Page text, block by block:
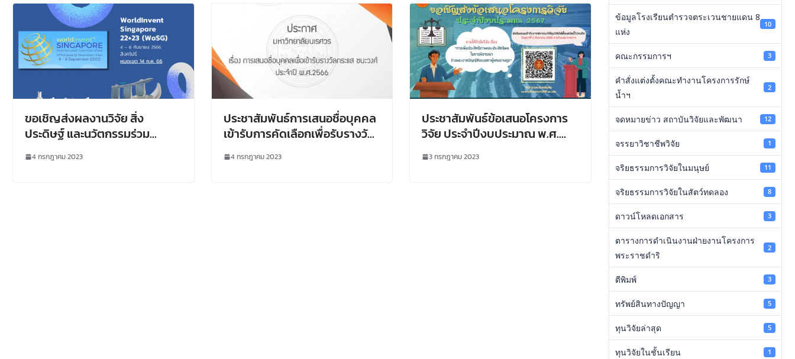
ขอเชิญส่งผลงานวิจัย สิ่ง
ประดิษฐ์ และนวัตกรรมร่วม
นานาชาติ
4 กรกฎาคม 2023
ประชาสัมพันธ์การเสนอชื่อบุคคล
เข้ารับการคัดเลือกเพื่อรับรางวัล
2566
4 กรกฎาคม 2023
ประชาสัมพันธ์ข้อเสนอโครงการ
วิจัย ประจำปีงบประมาณ พ.ศ.
3 กรกฎาคม 2023
ข้อมูลโรงเรียนตำรวจตระเวนชายแดน 8
แห่ง
10
คณะกรรมการฯ 3
คำสั่งแต่งตั้งคณะทำงานโครงการรักษ์
น้ำฯ
2
จดหมายข่าว สถาบันวิจัยและพัฒนา 12
จรรยาวิชาชีพวิจัย 1
จริยธรรมการวิจัยในมนุษย์ 11
จริยธรรมการวิจัยในสัตว์ทดลอง 8
ดาวน์โหลดเอกสาร 3
ตารางการดำเนินงานฝ่ายงานโครงการ
พระราชดำริ
2
ตีพิมพ์ 3
ทรัพย์สินทางปัญญา 5
ทุนวิจัยล่าสุด 5
ทุนวิจัยในชั้นเรียน 1